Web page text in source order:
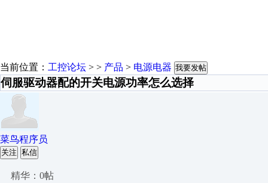
当前位置： 工控论坛 > > 产品 > 电源电器 我要发帖
伺服驱动器配的开关电源功率怎么选择
菜鸟程序员
关注 私信
精华：0帖